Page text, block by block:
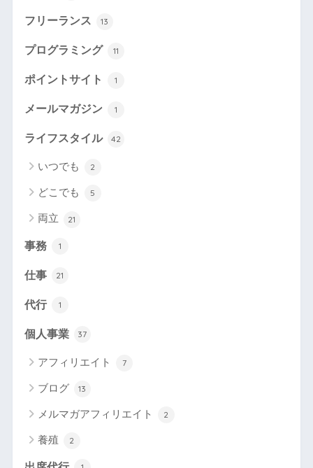
フリーランス 13
プログラミング 11
ポイントサイト 1
メールマガジン 1
ライフスタイル 42
いつでも 2
どこでも 5
両立 21
事務 1
仕事 21
代行 1
個人事業 37
アフィリエイト 7
ブログ 13
メルマガアフィリエイト 2
養殖 2